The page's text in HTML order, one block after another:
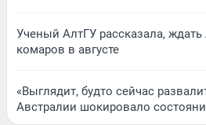
Ученый АлтГУ рассказала,
комаров в августе
«Выглядит, будто сейчас
Австралии шокировало